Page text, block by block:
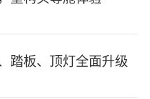
踏板、顶灯全面升级